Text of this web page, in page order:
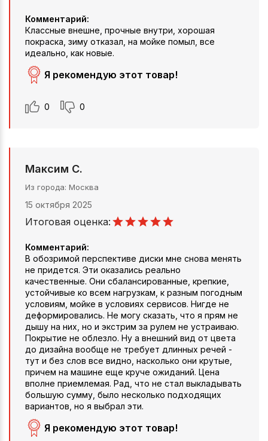
Комментарий:
Классные внешне, прочные внутри, хорошая
покраска, зиму отказал, на мойке помыл, все
идеально, как новые.
Я рекомендую этот товар!
0 0
Максим С.
Из города Москва
15 октября 2025
Итоговая оценка:
Комментарий:
В обозримой перспективе диски мне снова менять
не придется. Эти оказались реально
качественные. Они сбалансированные, крепкие,
устойчивые ко всем нагрузкам, к разным погодным
условиям, мойке в условиях сервисов. Нигде не
деформировались. Не могу сказать, что я прям не
дышу на них, но и экстрим за рулем не устраиваю.
Покрытие не облезло. Ну а внешний вид от цвета
до дизайна вообще не требует длинных речей -
тут и без слов все видно, насколько они крутые,
причем на машине еще круче ожиданий. Цена
вполне приемлемая. Рад, что не стал выкладывать
большую сумму, было несколько подходящих
вариантов, но я выбрал эти.
Я рекомендую этот товар!